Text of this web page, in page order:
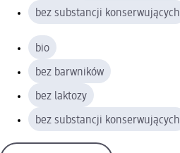
bez substancji konserwujących
bio
bez barwników
bez laktozy
bez substancji konserwujących